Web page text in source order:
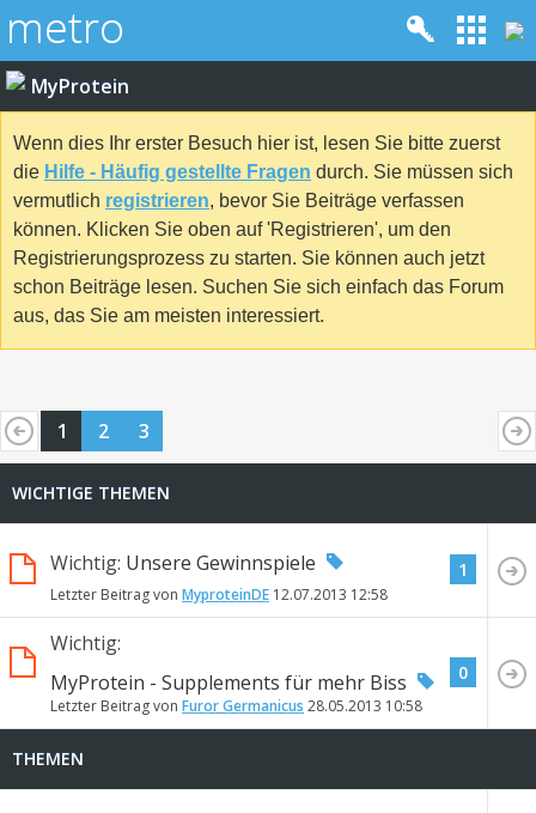
MyProtein
Wenn dies Ihr erster Besuch hier ist, lesen Sie bitte zuerst
die Hilfe - Häufig gestellte Fragen durch. Sie müssen sich
vermutlich registrieren, bevor Sie Beiträge verfassen
können. Klicken Sie oben auf 'Registrieren', um den
Registrierungsprozess zu starten. Sie können auch jetzt
schon Beiträge lesen. Suchen Sie sich einfach das Forum
aus, das Sie am meisten interessiert.
1 2 3
WICHTIGE THEMEN
Wichtig: Unsere Gewinnspiele
Letzter Beitrag von MyproteinDE 12.07.2013 12:58
1
Wichtig:
MyProtein - Supplements für mehr Biss
Letzter Beitrag von Furor Germanicus 28.05.2013 10:58
0
THEMEN